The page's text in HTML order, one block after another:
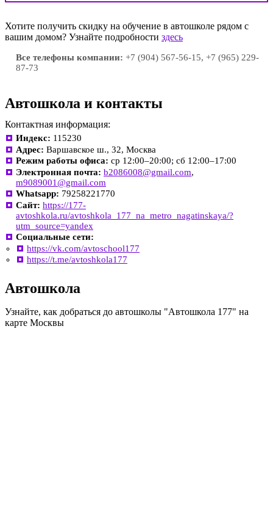
Хотите получить скидку на обучение в автошколе рядом с
вашим домом? Узнайте подробности здесь
Все телефоны компании: +7 (904) 567-56-15, +7 (965) 229-
87-73
Автошкола и контакты
Контактная информация:
Индекс: 115230
Адрес: Варшавское ш., 32, Москва
Режим работы офиса: ср 12:00–20:00; сб 12:00–17:00
Электронная почта: b2086008@gmail.com,
m9089001@gmail.com
Whatsapp: 79258221770
Сайт: https://177-
avtoshkola.ru/avtoshkola_177_na_metro_nagatinskaya/?
utm_source=yandex
Социальные сети:
https://vk.com/avtoschool177
https://t.me/avtoshkola177
Автошкола
Узнайте, как добраться до автошколы "Автошкола 177" на
карте Москвы